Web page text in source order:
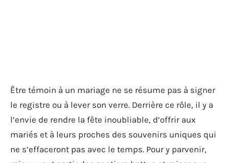
Être témoin à un mariage ne se résume pas à signer
le registre ou à lever son verre. Derrière ce rôle, il y a
l’envie de rendre la fête inoubliable, d’offrir aux
mariés et à leurs proches des souvenirs uniques qui
ne s’effaceront pas avec le temps. Pour y parvenir,